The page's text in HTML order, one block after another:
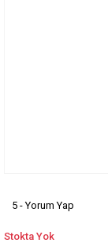
5 - Yorum Yap
Stokta Yok